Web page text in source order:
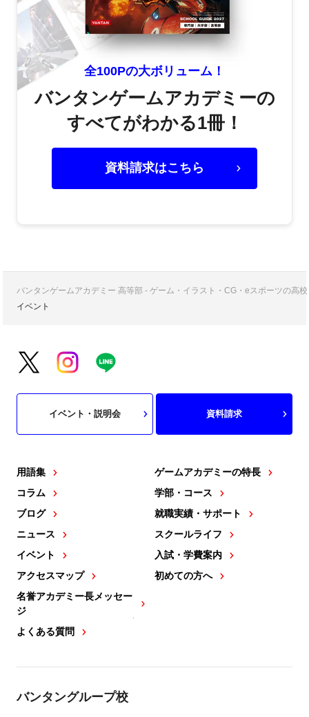
全100Pの大ボリューム！
バンタンゲームアカデミーの
すべてがわかる1冊！
資料請求はこちら
バンタンゲームアカデミー 高等部 - ゲーム・イラスト・CG・eスポーツの高
イベント
用語集
コラム
ブログ
ニュース
イベント
アクセスマップ
名誉アカデミー長メッセー
ジ
よくある質問
ゲームアカデミーの特長
学部・コース
就職実績・サポート
スクールライフ
入試・学費案内
初めての方へ
イベント・説明会 資料請求
バンタングループ校